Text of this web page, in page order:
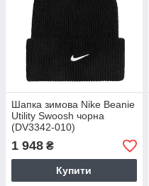
Шапка зимова Nike Beanie
Utility Swoosh чорна
(DV3342-010)
1 948 ₴
Купити